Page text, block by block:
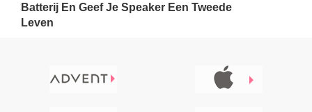
Batterij En Geef Je Speaker Een Tweede
Leven